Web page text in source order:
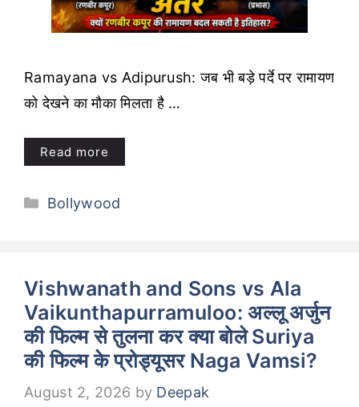
Ramayana vs Adipurush: जब भी बड़े पर्दे पर रामायण
को देखने का मौका मिलता है …
Read more
Categories
Bollywood
Vishwanath and Sons vs Ala
Vaikunthapurramuloo: अल्लू अर्जुन
की फिल्म से तुलना कर क्या बोले Suriya
की फिल्म के प्रोड्यूसर Naga Vamsi?
August 2, 2026 by Deepak